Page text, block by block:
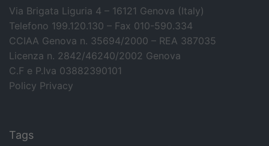
Via Brigata Liguria 4 – 16121 Genova (Italy)
Telefono 199.120.130 – Fax 010-590.334
CCIAA Genova n. 35694/2000 – REA 387035
Licenza n. 2842/46240/2002 Genova
C.F e P.Iva 03882390101
Policy Privacy
Tags